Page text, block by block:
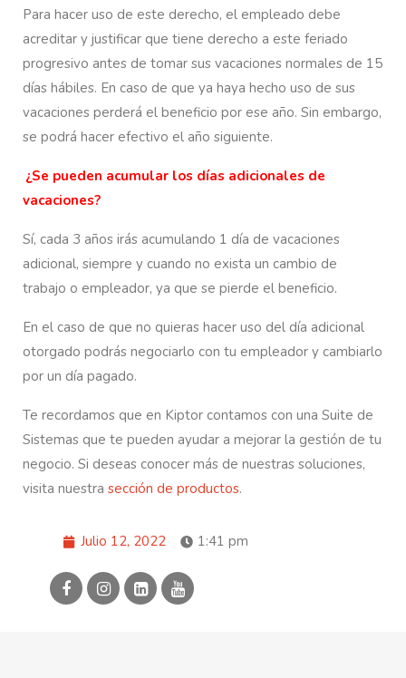
Para hacer uso de este derecho, el empleado debe
acreditar y justificar que tiene derecho a este feriado
progresivo antes de tomar sus vacaciones normales de 15
días hábiles. En caso de que ya haya hecho uso de sus
vacaciones perderá el beneficio por ese año. Sin embargo,
se podrá hacer efectivo el año siguiente.
¿Se pueden acumular los días adicionales de
vacaciones?
Sí, cada 3 años irás acumulando 1 día de vacaciones
adicional, siempre y cuando no exista un cambio de
trabajo o empleador, ya que se pierde el beneficio.
En el caso de que no quieras hacer uso del día adicional
otorgado podrás negociarlo con tu empleador y cambiarlo
por un día pagado.
Te recordamos que en Kiptor contamos con una Suite de
Sistemas que te pueden ayudar a mejorar la gestión de tu
negocio. Si deseas conocer más de nuestras soluciones,
visita nuestra sección de productos.
Julio 12, 2022 1:41 pm